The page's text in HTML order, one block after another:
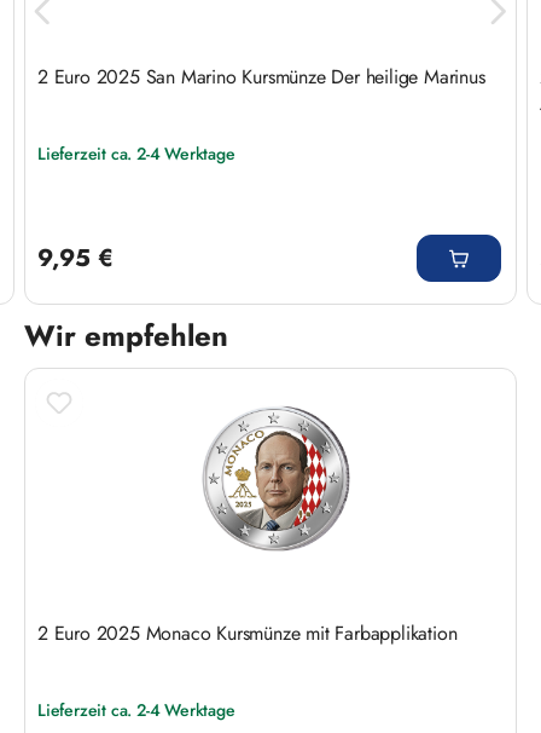
2 Euro 2025 San Marino Kursmünze Der heilige Marinus
Lieferzeit ca. 2-4 Werktage
9,95 €
Wir empfehlen
Produktgalerie überspringen
2 Euro 2025 Monaco Kursmünze mit Farbapplikation
Lieferzeit ca. 2-4 Werktage